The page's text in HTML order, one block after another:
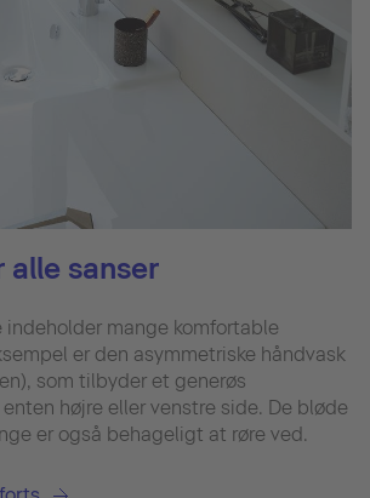
sanser
indeholder mange komfortable
er den asymmetriske håndvask
som tilbyder et generøs
højre eller venstre side. De bløde
er også behageligt at røre ved.